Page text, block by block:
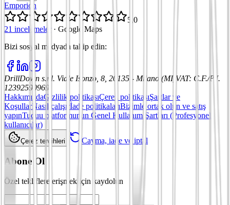
Emporion
5,0
21 incelemeler
· Google Maps
Bizi sosyal medyada takip edin:
DrillDown s.r.l. Viale Isonzo, 8, 20135 - Milano (MI) VAT: C.F./P.I.
12392590969
HakkımızdaGizlilik politikasıÇerez politikasıŞartlar ve
KoşullarNasıl çalışırİade politikalarıBizimle ortak olun ve satış
yapınTuduu platformunun Genel Kullanım Şartları (Profesyonel
kullanıcılar)
Çerez tercihleri Cayma, iade ve iptal
Abone Ol
Özel tekliflere erişmek için kaydolun